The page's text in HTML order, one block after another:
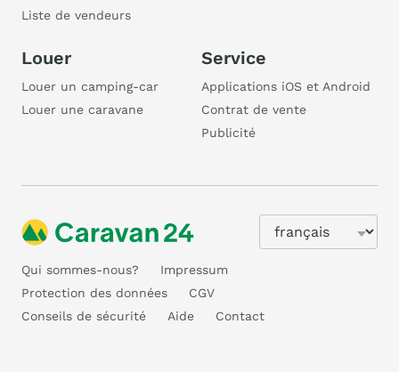
Liste de vendeurs
Louer
Louer un camping-car
Louer une caravane
Service
Applications iOS et Android
Contrat de vente
Publicité
Qui sommes-nous?
Impressum
Protection des données
CGV
Conseils de sécurité
Aide Contact